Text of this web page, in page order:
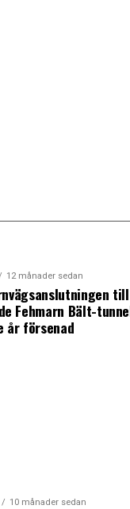
12 månader sedan
till
Fehmarn Bält-
år försenad
10 månader sedan